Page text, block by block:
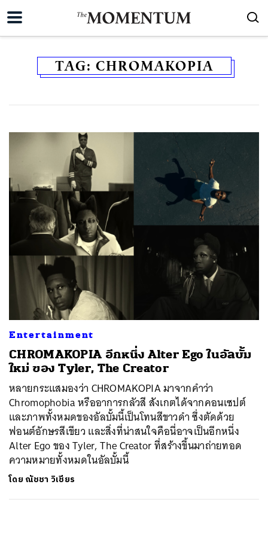
TAG: CHROMAKOPIA
Entertainment
CHROMAKOPIA อีกหนึ่ง Alter Ego ในอัลบั้ม
ใหม่ ของ Tyler, The Creator
หลายกระแสมองว่า CHROMAKOPIA มาจากคำว่า
Chromophobia หรืออาการกลัวสี สังเกตได้จากคอนเซปต์
และภาพทั้งหมดของอัลบั้มนี้เป็นโทนสีขาวดำ ซึ่งตัดด้วย
ฟอนต์อักษรสีเขียว และสิ่งที่น่าสนใจคือนี่อาจเป็นอีกหนึ่ง
Alter Ego ของ Tyler, The Creator ที่สร้างขึ้นมาถ่ายทอด
ความหมายทั้งหมดในอัลบั้มนี้
โดย ณัชชา วิเชียร
ค้นหา
SHARE